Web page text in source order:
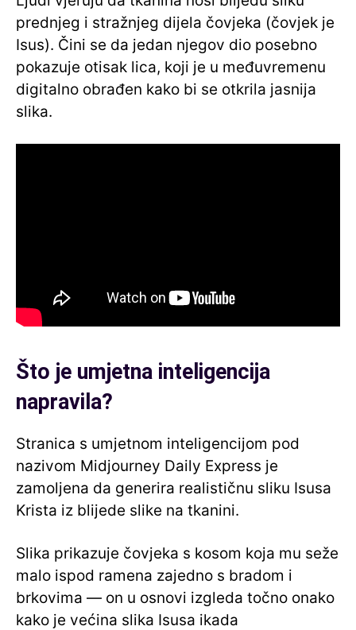
prednjeg i stražnjeg dijela čovjeka (čovjek je
Isus). Čini se da jedan njegov dio posebno
pokazuje otisak lica, koji je u međuvremenu
digitalno obrađen kako bi se otkrila jasnija
slika.
Što je umjetna inteligencija
napravila?
Stranica s umjetnom inteligencijom pod
nazivom Midjourney Daily Express je
zamoljena da generira realističnu sliku Isusa
Krista iz blijede slike na tkanini.
Slika prikazuje čovjeka s kosom koja mu seže
malo ispod ramena zajedno s bradom i
brkovima — on u osnovi izgleda točno onako
kako je većina slika Isusa ikada